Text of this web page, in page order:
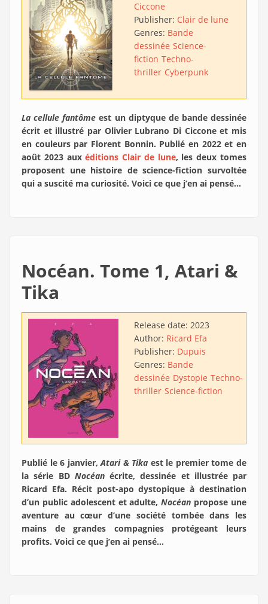
Ciccone
Publisher: Clair de lune
Genres: Bande
dessinée Science-
fiction Techno-
thriller Cyberpunk
La cellule fantôme est un diptyque de bande dessinée
écrit et illustré par Olivier Lubrano Di Ciccone et mis
en couleurs par Florent Bonnin. Publié en 2022 et en
août 2023 auxéditions Clair de lune, les deux tomes
proposent une histoire de science-fiction survoltée
qui a suscité ma curiosité. Voici ce que j’en ai pensé…
Nocéan. Tome 1, Atari &
Tika
Release date: 2023
Author: Ricard Efa
Publisher: Dupuis
Genres: Bande
dessinée Dystopie Techno-
thriller Science-fiction
Publié le 6 janvier,Atari & Tika est le premier tome de
la série BD Nocéanécrite, dessinée et illustrée par
Ricard Efa. Récit post-apo dystopique à destination
d’un public adolescent et adulte,Nocéan propose une
aventure au cœur d’une société tombée dans les
mains de grandes compagnies protégeant leurs
profits. Voici ce que j’en ai pensé…